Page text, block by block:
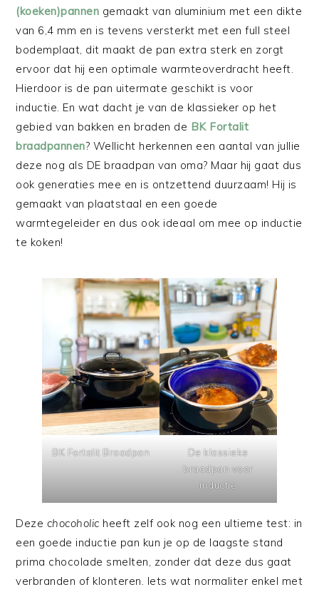
(koeken)pannen gemaakt van aluminium met een dikte
van 6,4 mm en is tevens versterkt met een full steel
bodemplaat, dit maakt de pan extra sterk en zorgt
ervoor dat hij een optimale warmteoverdracht heeft.
Hierdoor is de pan uitermate geschikt is voor
inductie. En wat dacht je van de klassieker op het
gebied van bakken en braden de BK Fortalit
braadpannen? Wellicht herkennen een aantal van jullie
deze nog als DE braadpan van oma? Maar hij gaat dus
ook generaties mee en is ontzettend duurzaam! Hij is
gemaakt van plaatstaal en een goede
warmtegeleider en dus ook ideaal om mee op inductie
te koken!
BK Fortalit Braadpan
De klassieke
braadpan voor
inductie
Deze chocoholic heeft zelf ook nog een ultieme test: in
een goede inductie pan kun je op de laagste stand
prima chocolade smelten, zonder dat deze dus gaat
verbranden of klonteren. Iets wat normaliter enkel met